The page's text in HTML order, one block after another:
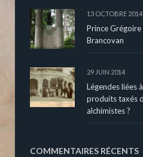
13 OCTOBRE 2014
Prince
Brancovan
29 JUIN 2014
Légendes liées
produits taxés
alchimistes ?
COMMENTAIRES RÉCENTS